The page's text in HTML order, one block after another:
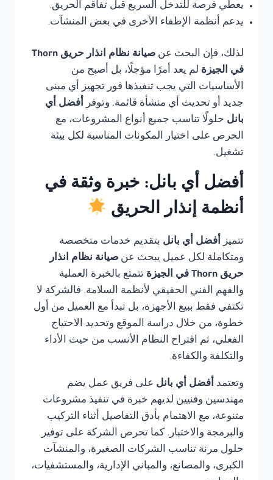
يعطي فرصة للتدخل السريع قبل تفاقم الحريق.
يدعم أنظمة الإطفاء الأخرى في بعض المنشآت.
لذلك، فإن البحث عن
صيانة نظام انذار حريق Thorn
في الجيزة لم يعد أمرًا مؤجلًا، بل أصبح من
الأساسيات التي يجب تنفيذها فور تجهيز أي مبنى
جديد أو تحديث أي منشأة قائمة. وتوفر أفضل أي
بانل حلولًا تناسب جميع أنواع المشروعات، مع
الحرص على اختيار المكونات المناسبة لكل بيئة
تشغيل.
أفضل أي بانل: خبرة وثقة في
أنظمة إنذار الحريق
تتميز أفضل أي بانل بتقديم خدمات متخصصة
ومتكاملة لكل عميل يبحث عن صيانة نظام انذار
حريق Thorn في الجيزة
تتمتع بالخبرة العملية
والفهم الفني الحقيقي لأنظمة السلامة. فالشركة لا
تكتفي فقط ببيع الأجهزة، بل تبدأ مع العميل من أول
خطوة، من خلال دراسة الموقع وتحديد الاحتياج
الفعلي، ثم اقتراح النظام الأنسب من حيث الأداء
والتكلفة والكفاءة.
وتعتمد أفضل أي بانل على فريق عمل يضم
مهندسين وفنيين لديهم خبرة في تنفيذ مشروعات
متنوعة، مع الاهتمام بأدق التفاصيل أثناء التركيب
والبرمجة والاختبار. كما تحرص الشركة على توفير
حلول مرنة تناسب الشركات الصغيرة، والمنشآت
الكبرى، والمصانع، والمباني الإدارية، والمستشفيات،